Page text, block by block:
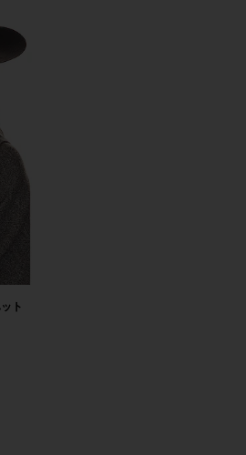
RIDGE カウボーイハット
ト
ベルト